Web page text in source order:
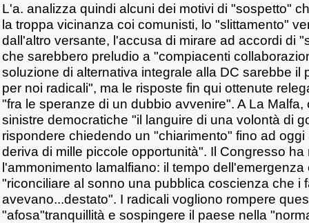
L'a. analizza quindi alcuni dei motivi di "sospetto"
la troppa vicinanza coi comunisti, lo "slittamento"
dall'altro versante, l'accusa di mirare ad accordi di
che sarebbero preludio a "compiacenti
soluzione di alternativa integrale alla DC sarebbe il
per noi radicali", ma le risposte fin qui ottenute
"fra le speranze di un dubbio avvenire". A La
sinistre democratiche "il languire di una volontà di
rispondere chiedendo un "chiarimento" fino ad
deriva di mille piccole opportunità". Il Congresso ha
l'ammonimento lamalfiano: il tempo
"riconciliare al sonno una pubblica coscienza che i
avevano...destato". I radicali vogliono rompere
"afosa"tranquillità e sospingere il paese nella